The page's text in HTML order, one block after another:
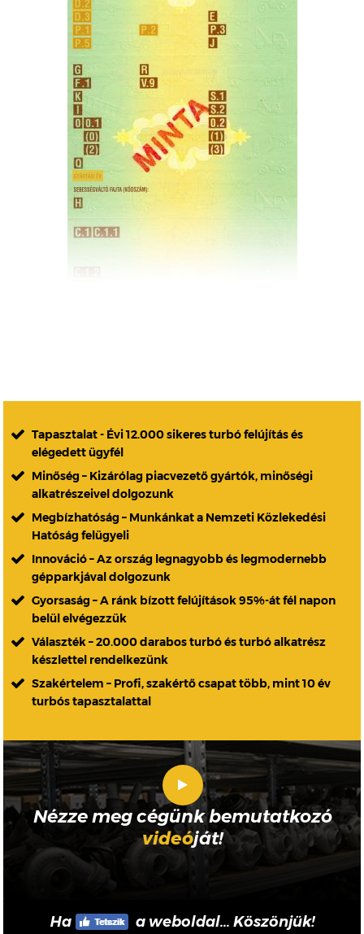
Tapasztalat - Évi 12.000 sikeres turbó felújítás és
elégedett ügyfél
Minőség – Kizárólag piacvezető gyártók, minőségi
alkatrészeivel dolgozunk
Megbízhatóság – Munkánkat a Nemzeti Közlekedési
Hatóság felügyeli
Innováció – Az ország legnagyobb és legmodernebb
gépparkjával dolgozunk
Gyorsaság – A ránk bízott felújítások 95%-át fél napon
belül elvégezzük
Választék – 20.000 darabos turbó és turbó alkatrész
készlettel rendelkezünk
Szakértelem – Profi, szakértő csapat több, mint 10 év
turbós tapasztalattal
Nézze meg cégünk bemutatkozó
videóját!
Ha a weboldal... Köszönjük!